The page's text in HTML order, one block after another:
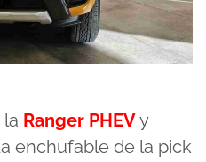
Ranger PHEVy
enchufable de la pick